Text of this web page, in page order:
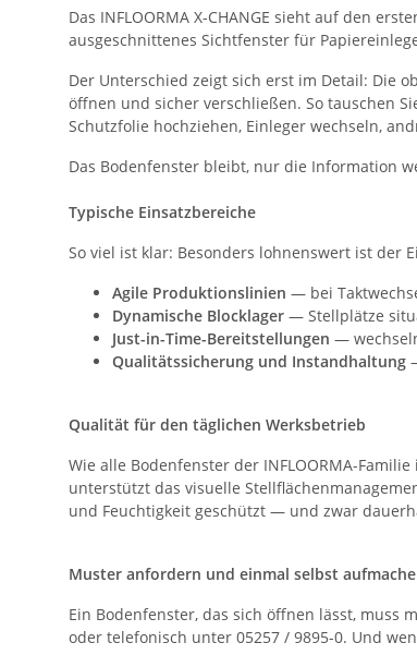
Das INFLOORMA X-CHANGE sieht auf den
ausgeschnittenes Sichtfenster für
Der Unterschied zeigt sich erst im Detail: Die
öffnen und sicher verschließen. So tauschen
Schutzfolie hochziehen, Einleger wechseln,
Das Bodenfenster bleibt, nur die Information
Typische Einsatzbereiche
So viel ist klar: Besonders lohnenswert ist der
Agile Produktionslinien — bei
Dynamische Blocklager — Stellplätze
Just-in-Time-Bereitstellungen —
Qualitätssicherung und Instandhaltung
Qualität für den täglichen Werksbetrieb
Wie alle Bodenfenster der INFLOORMA-
unterstützt das visuelle
und Feuchtigkeit geschützt — und zwar
Muster anfordern und einmal selbst
Ein Bodenfenster, das sich öffnen lässt, muss
oder telefonisch unter 05257 / 9895-0. Und